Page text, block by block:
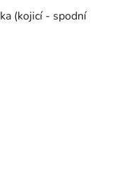
(kojicí - spodní